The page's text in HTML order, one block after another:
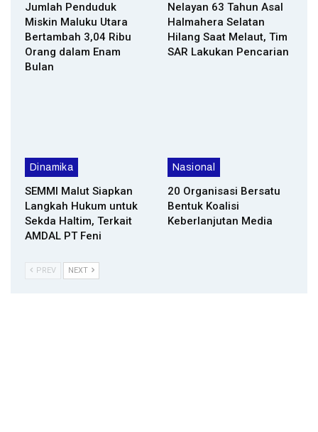
Jumlah Penduduk
Miskin Maluku Utara
Bertambah 3,04 Ribu
Orang dalam Enam
Bulan
Nelayan 63 Tahun Asal
Halmahera Selatan
Hilang Saat Melaut, Tim
SAR Lakukan Pencarian
Dinamika
SEMMI Malut Siapkan
Langkah Hukum untuk
Sekda Haltim, Terkait
AMDAL PT Feni
Nasional
20 Organisasi Bersatu
Bentuk Koalisi
Keberlanjutan Media
PREV NEXT